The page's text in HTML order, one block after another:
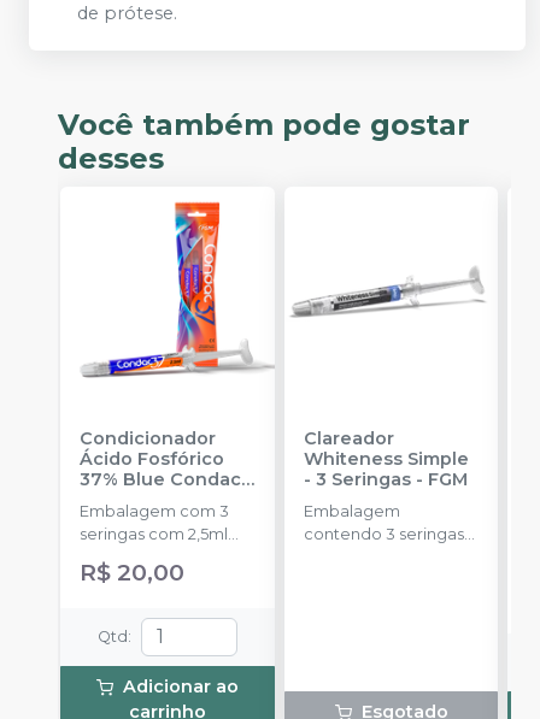
de prótese.
Você também pode gostar
desses
Condicionador
Ácido Fosfórico
37% Blue Condac-
FGM
Embalagem com 3
seringas com 2,5ml
ponteiras para
R$ 20,00
Qtd :
Adicionar ao
carrinho
Clareador
Whiteness Simple
- 3 Seringas- FGM
Embalagem
contendo 3 seringas
Esgotado